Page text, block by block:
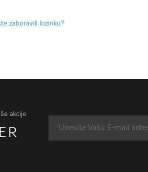
zaboravili lozinku?
akcije